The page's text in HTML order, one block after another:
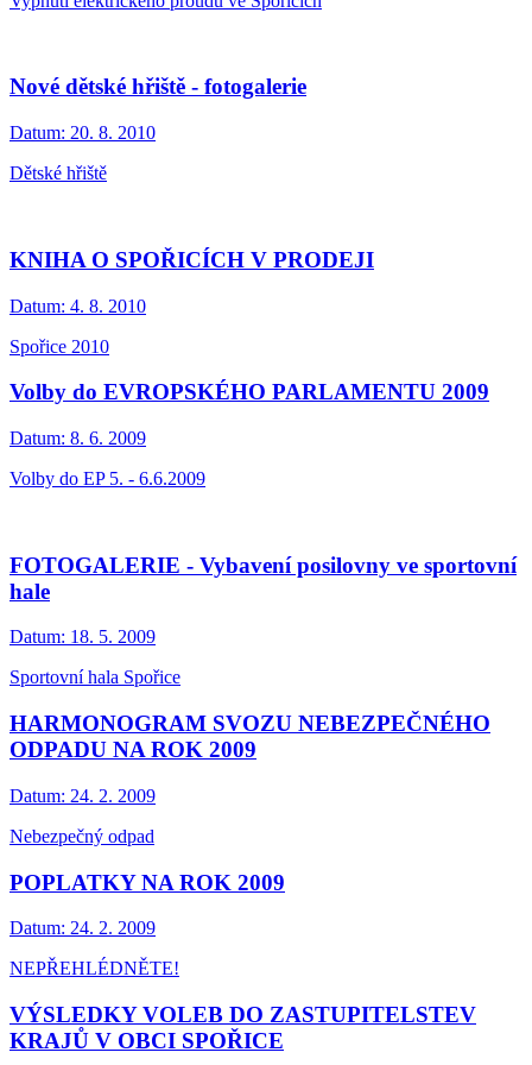
Nové dětské hřiště - fotogalerie
Datum: 20. 8. 2010
Dětské hřiště
KNIHA O SPOŘICÍCH V PRODEJI
Datum: 4. 8. 2010
Spořice 2010
Volby do EVROPSKÉHO PARLAMENTU 2009
Datum: 8. 6. 2009
Volby do EP 5. - 6.6.2009
FOTOGALERIE - Vybavení posilovny ve sportovní
hale
Datum: 18. 5. 2009
Sportovní hala Spořice
HARMONOGRAM SVOZU NEBEZPEČNÉHO
ODPADU NA ROK 2009
Datum: 24. 2. 2009
Nebezpečný odpad
POPLATKY NA ROK 2009
Datum: 24. 2. 2009
NEPŘEHLÉDNĚTE!
VÝSLEDKY VOLEB DO ZASTUPITELSTEV
KRAJŮ V OBCI SPOŘICE